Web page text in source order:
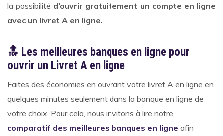
la possibilité d’ouvrir gratuitement un compte en ligne
avec un livret A en ligne.
🔝 Les meilleures banques en ligne pour
ouvrir un Livret A en ligne
Faites des économies en ouvrant votre livret A en ligne en
quelques minutes seulement dans la banque en ligne de
votre choix. Pour cela, nous invitons à lire notre
comparatif des meilleures banques en ligne afin